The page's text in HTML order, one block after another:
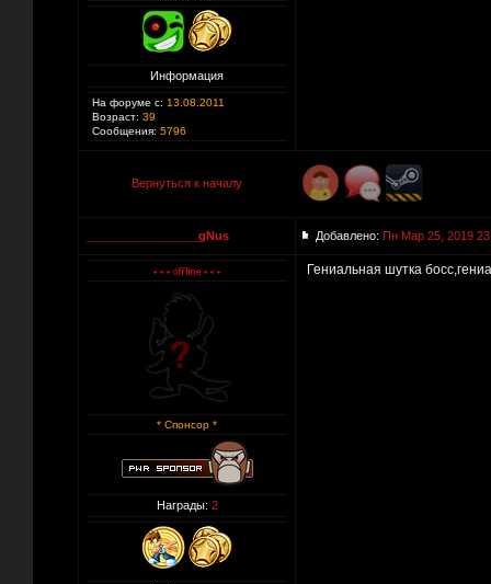
Информация
На форуме с: 13.08.2011
Возраст: 39
Сообщения: 5796
Вернуться к началу
_________________gNus Добавлено: Пн Мар 25, 2019
* Спонсор *
Награды: 2
Гениальная шутка